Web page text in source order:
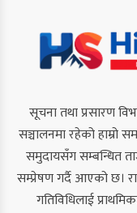
सूचना तथा प्रसारण
सञ्चालनमा रहेको हाम्रो
समुदायसँग सम्बन्धित
सम्प्रेषण गर्दै आएको छ।
गतिविधिलाई